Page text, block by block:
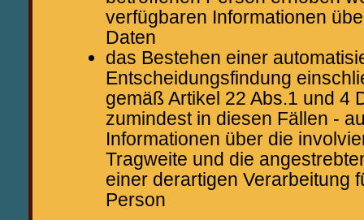
verfügbaren Informationen
Daten
das Bestehen einer
Entscheidungsfindung
gemäß Artikel 22 Abs.1 und 4
zumindest in diesen Fällen -
Informationen über die
Tragweite und die
einer derartigen Verarbeitung
Person